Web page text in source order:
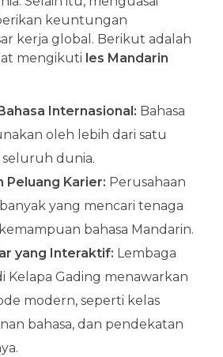
keuntungan
kerja global. Berikut adalah
mengikuti les Mandarin
Internasional: Bahasa
oleh lebih dari satu
seluruh dunia.
Peluang Karier: Perusahaan
yang mencari tenaga
bahasa Mandarin.
yang Interaktif: Lembaga
Kelapa Gading menawarkan
modern, seperti kelas
bahasa, dan pendekatan